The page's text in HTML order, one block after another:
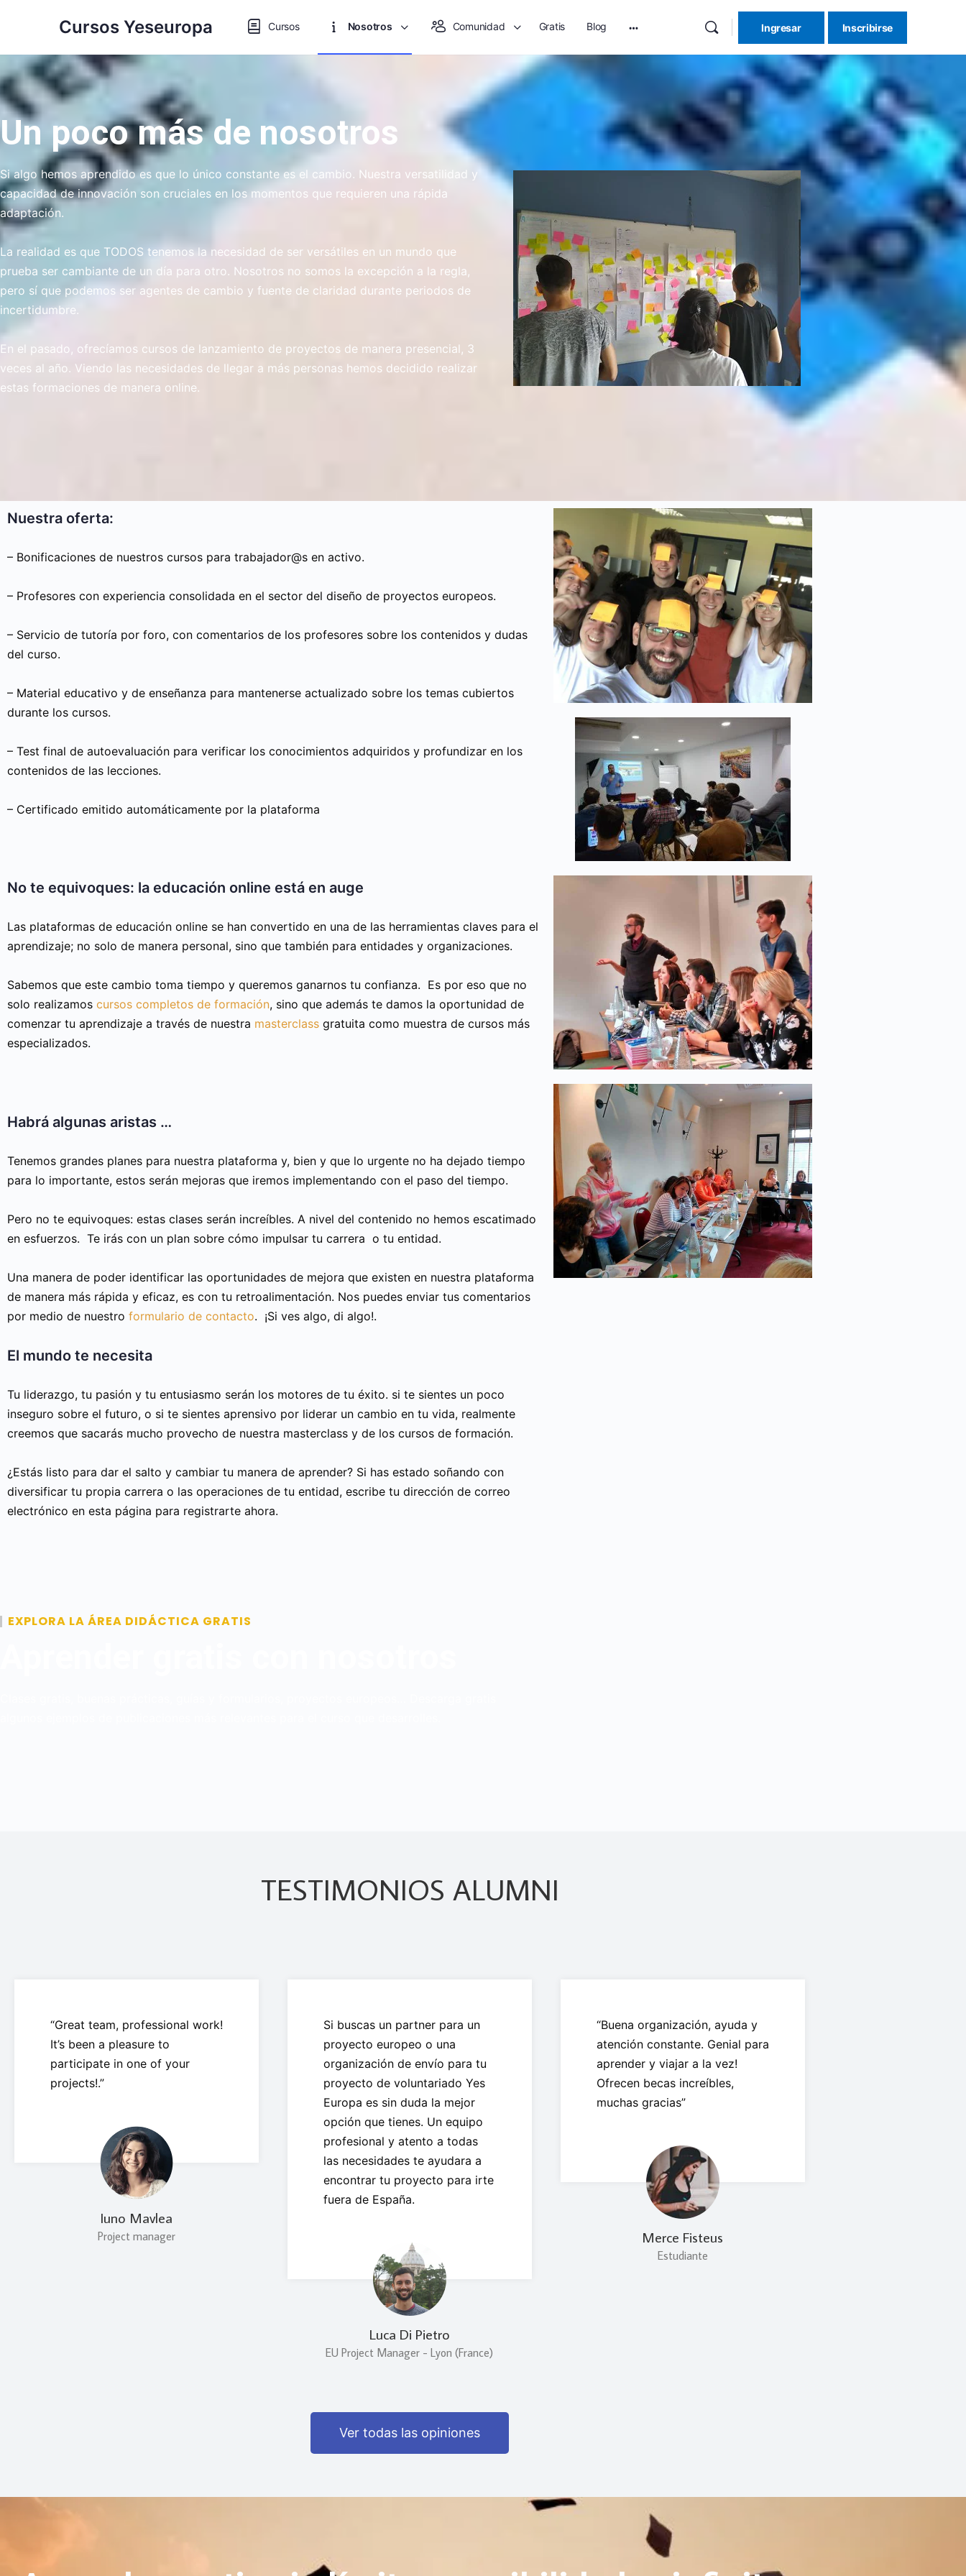
Cursos Yeseuropa Cursos Nosotros Comunidad Gratis Blog Ingresar Inscribirse
Un poco más de nosotros
Si algo hemos aprendido es que lo único constante es el cambio. Nuestra versatilidad y
capacidad de innovación son cruciales en los momentos que requieren una rápida
adaptación.
La realidad es que TODOS tenemos la necesidad de ser versátiles en un mundo que
prueba ser cambiante de un día para otro. Nosotros no somos la excepción a la regla,
pero sí que podemos ser agentes de cambio y fuente de claridad durante periodos de
incertidumbre.
En el pasado, ofrecíamos cursos de lanzamiento de proyectos de manera presencial, 3
veces al año. Viendo las necesidades de llegar a más personas hemos decidido realizar
estas formaciones de manera online.
Nuestra oferta:
– Bonificaciones de nuestros cursos para trabajador@s en activo.
– Profesores con experiencia consolidada en el sector del diseño de proyectos europeos.
– Servicio de tutoría por foro, con comentarios de los profesores sobre los contenidos y dudas
del curso.
– Material educativo y de enseñanza para mantenerse actualizado sobre los temas cubiertos
durante los cursos.
– Test final de autoevaluación para verificar los conocimientos adquiridos y profundizar en los
contenidos de las lecciones.
– Certificado emitido automáticamente por la plataforma
No te equivoques: la educación online está en auge
Las plataformas de educación online se han convertido en una de las herramientas claves para el
aprendizaje; no solo de manera personal, sino que también para entidades y organizaciones.
Sabemos que este cambio toma tiempo y queremos ganarnos tu confianza. Es por eso que no
solo realizamos cursos completos de formación, sino que además te damos la oportunidad de
comenzar tu aprendizaje a través de nuestra masterclass gratuita como muestra de cursos más
especializados.
Habrá algunas aristas …
Tenemos grandes planes para nuestra plataforma y, bien y que lo urgente no ha dejado tiempo
para lo importante, estos serán mejoras que iremos implementando con el paso del tiempo.
Pero no te equivoques: estas clases serán increíbles. A nivel del contenido no hemos escatimado
en esfuerzos. Te irás con un plan sobre cómo impulsar tu carrera o tu entidad.
Una manera de poder identificar las oportunidades de mejora que existen en nuestra plataforma
de manera más rápida y eficaz, es con tu retroalimentación. Nos puedes enviar tus comentarios
por medio de nuestro formulario de contacto. ¡Si ves algo, di algo!.
El mundo te necesita
Tu liderazgo, tu pasión y tu entusiasmo serán los motores de tu éxito. si te sientes un poco
inseguro sobre el futuro, o si te sientes aprensivo por liderar un cambio en tu vida, realmente
creemos que sacarás mucho provecho de nuestra masterclass y de los cursos de formación.
¿Estás listo para dar el salto y cambiar tu manera de aprender? Si has estado soñando con
diversificar tu propia carrera o las operaciones de tu entidad, escribe tu dirección de correo
electrónico en esta página para registrarte ahora.
EXPLORA LA ÁREA DIDÁCTICA GRATIS
TESTIMONIOS ALUMNI
“Great team, professional work!
It’s been a pleasure to
participate in one of your
projects!.”
Iuno Mavlea
Project manager
Si buscas un partner para un
proyecto europeo o una
organización de envío para tu
proyecto de voluntariado Yes
Europa es sin duda la mejor
opción que tienes. Un equipo
profesional y atento a todas
las necesidades te ayudara a
encontrar tu proyecto para irte
fuera de España.
Luca Di Pietro
EU Project Manager - Lyon (France)
Ver todas las opiniones
“Buena organización, ayuda y
atención constante. Genial para
aprender y viajar a la vez!
Ofrecen becas increíbles,
muchas gracias”
Merce Fisteus
Estudiante